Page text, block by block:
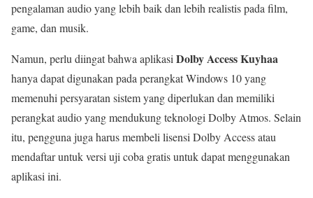
pengalaman audio yang lebih baik dan lebih realistis pada film,
game, dan musik.
Namun, perlu diingat bahwa aplikasiDolby Access Kuyhaa
hanya dapat digunakan pada perangkat Windows 10 yang
memenuhi persyaratan sistem yang diperlukan dan memiliki
perangkat audio yang mendukung teknologi Dolby Atmos. Selain
itu, pengguna juga harus membeli lisensi Dolby Access atau
mendaftar untuk versi uji coba gratis untuk dapat menggunakan
aplikasi ini.